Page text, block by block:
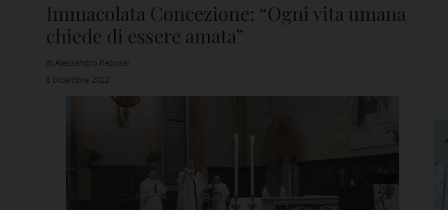
Immacolata Concezione: “Ogni vita umana
chiede di essere amata”
di Alessandro Repossi
8 Dicembre 2022